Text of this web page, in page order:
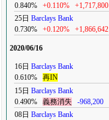
0.840%
+0.110% +1,717,800
25日 Barclays Bank
0.730%
+0.120% +1,866,642
2020/06/16
16日 Barclays Bank
0.610%
再IN
15日 Barclays Bank
0.490%
義務消失 -968,200
08日 Barclays Bank